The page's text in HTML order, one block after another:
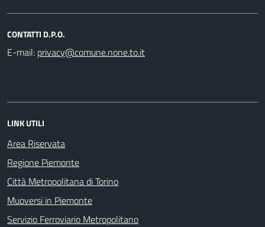
CONTATTI D.P.O.
E-mail:
LINK UTILI
Area Riservata
Regione Piemonte
Città Metropolitana di Torino
Muoversi in Piemonte
Servizio Ferroviario Metropolitano